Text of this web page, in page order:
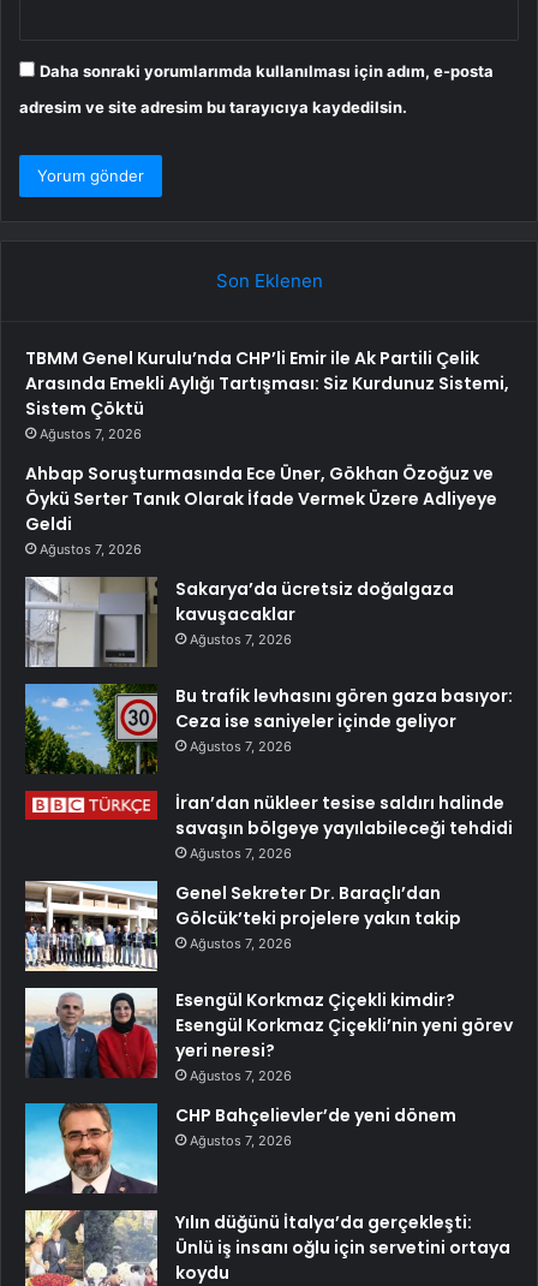
Daha sonraki yorumlarımda kullanılması için adım, e-posta
adresim ve site adresim bu tarayıcıya kaydedilsin.
Son Eklenen
TBMM Genel Kurulu’nda CHP’li Emir ile Ak Partili Çelik
Arasında Emekli Aylığı Tartışması: Siz Kurdunuz Sistemi,
Sistem Çöktü
Ağustos 7, 2026
Ahbap Soruşturmasında Ece Üner, Gökhan Özoğuz ve
Öykü Serter Tanık Olarak İfade Vermek Üzere Adliyeye
Geldi
Ağustos 7, 2026
Sakarya’da ücretsiz doğalgaza
kavuşacaklar
Ağustos 7, 2026
Bu trafik levhasını gören gaza basıyor:
Ceza ise saniyeler içinde geliyor
Ağustos 7, 2026
İran’dan nükleer tesise saldırı halinde
savaşın bölgeye yayılabileceği tehdidi
Ağustos 7, 2026
Genel Sekreter Dr. Baraçlı’dan
Gölcük’teki projelere yakın takip
Ağustos 7, 2026
Esengül Korkmaz Çiçekli kimdir?
Esengül Korkmaz Çiçekli’nin yeni görev
yeri neresi?
Ağustos 7, 2026
CHP Bahçelievler’de yeni dönem
Ağustos 7, 2026
Yılın düğünü İtalya’da gerçekleşti:
Ünlü iş insanı oğlu için servetini ortaya
koydu